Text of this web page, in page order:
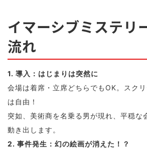
イマーシブミステリ
流れ
1. 導入：はじまりは突然に
会場は着席・立席どちらでもOK。スク
は自由！
突如、美術商を名乗る男が現れ、平穏な
動き出します。
2. 事件発生：幻の絵画が消えた！？